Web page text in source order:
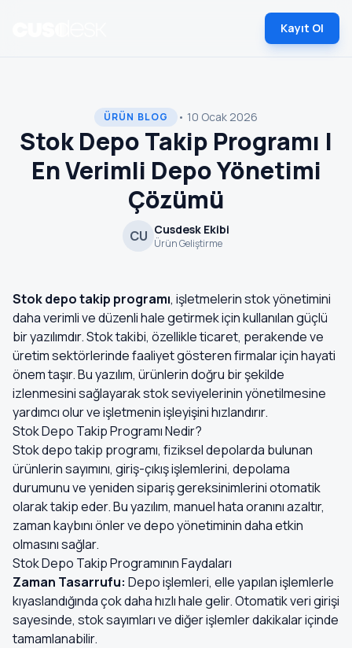
Kayıt Ol
ÜRÜN BLOG • 10 Ocak 2026
Stok Depo Takip Programı |
En Verimli Depo Yönetimi
Çözümü
CU Cusdesk Ekibi
Ürün Geliştirme
Stok depo takip programı, işletmelerin stok yönetimini
daha verimli ve düzenli hale getirmek için kullanılan güçlü
bir yazılımdır. Stok takibi, özellikle ticaret, perakende ve
üretim sektörlerinde faaliyet gösteren firmalar için hayati
önem taşır. Bu yazılım, ürünlerin doğru bir şekilde
izlenmesini sağlayarak stok seviyelerinin yönetilmesine
yardımcı olur ve işletmenin işleyişini hızlandırır.
Stok Depo Takip Programı Nedir?
Stok depo takip programı, fiziksel depolarda bulunan
ürünlerin sayımını, giriş-çıkış işlemlerini, depolama
durumunu ve yeniden sipariş gereksinimlerini otomatik
olarak takip eder. Bu yazılım, manuel hata oranını azaltır,
zaman kaybını önler ve depo yönetiminin daha etkin
olmasını sağlar.
Stok Depo Takip Programının Faydaları
Zaman Tasarrufu: Depo işlemleri, elle yapılan işlemlerle
kıyaslandığında çok daha hızlı hale gelir. Otomatik veri girişi
sayesinde, stok sayımları ve diğer işlemler dakikalar içinde
tamamlanabilir.